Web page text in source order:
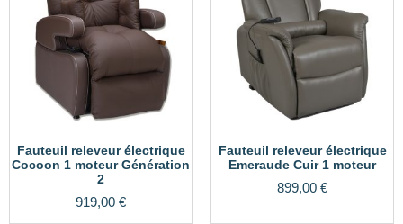
Fauteuil releveur électrique
Cocoon 1 moteur Génération
2
919,00 €
Fauteuil releveur électrique
Emeraude Cuir 1 moteur
899,00 €